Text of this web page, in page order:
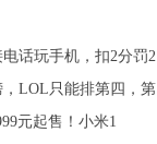
话玩手机，扣2分罚2
LOL只能排第四，第
元起售！小米1